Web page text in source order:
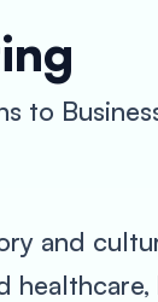
to
and
healthcare,